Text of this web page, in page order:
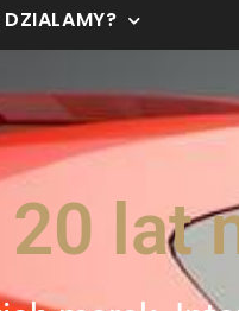
DZIALAMY?
lat